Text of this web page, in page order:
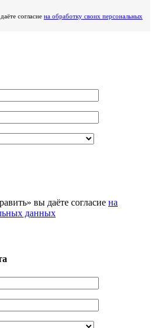
согласие на обработку своих персональных
вы даёте согласие на
данных